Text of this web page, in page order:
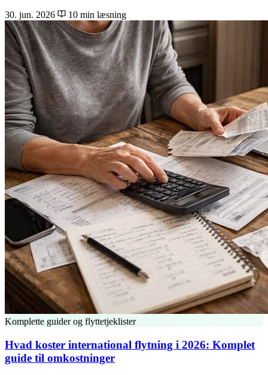
30. jun. 2026
10 min læsning
Komplette guider og flyttetjeklister
Hvad koster international flytning i 2026: Komplet
guide til omkostninger